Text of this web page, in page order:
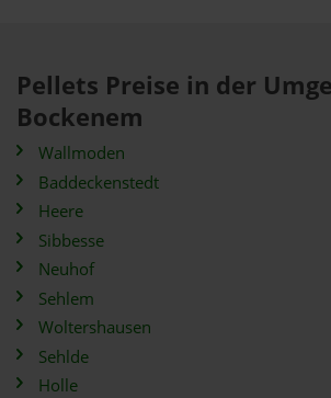
Pellets Preise in der
Bockenem
Wallmoden
Baddeckenstedt
Heere
Sibbesse
Neuhof
Sehlem
Woltershausen
Sehlde
Holle